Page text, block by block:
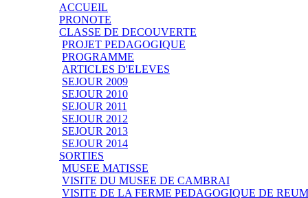
ACCUEIL
PRONOTE
CLASSE DE DECOUVERTE
PROJET PEDAGOGIQUE
PROGRAMME
ARTICLES D'ELEVES
SEJOUR 2009
SEJOUR 2010
SEJOUR 2011
SEJOUR 2012
SEJOUR 2013
SEJOUR 2014
SORTIES
MUSEE MATISSE
VISITE DU MUSEE DE CAMBRAI
VISITE DE LA FERME PEDAGOGIQUE DE